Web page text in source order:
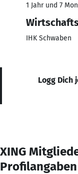
1 Jahr und 7
IHK Schwaben
Logg Dich
XING
Profilangaben